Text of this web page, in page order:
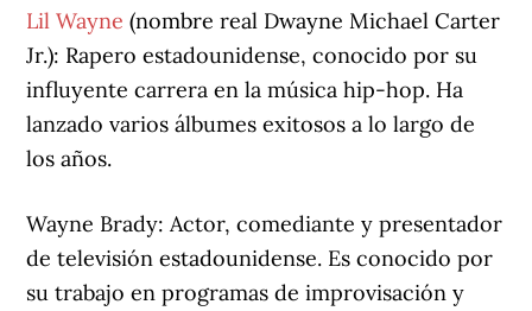
Lil Wayne (nombre real Dwayne Michael Carter
Jr.): Rapero estadounidense, conocido por su
influyente carrera en la música hip-hop. Ha
lanzado varios álbumes exitosos a lo largo de
los años.
Wayne Brady: Actor, comediante y presentador
de televisión estadounidense. Es conocido por
su trabajo en programas de improvisación y